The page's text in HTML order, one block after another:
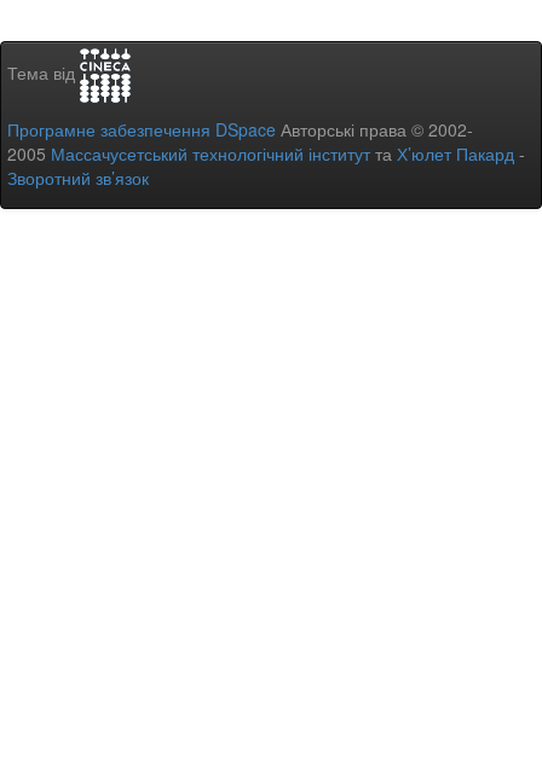
Тема від
Програмне забезпечення DSpace Авторські права © 2002-
2005 Массачусетський технологічний інститутта Х’юлет Пакард -
Зворотний зв’язок